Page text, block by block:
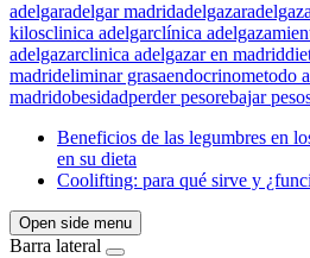
adelgaradelgar madridadelgazar
kilosclinica adelgarclínica
adelgazarclinica adelgazar en madrid
madrideliminar grasaendocrinometodo
madridobesidadperder pesorebajar peso
Beneficios de las legumbres en
en su dieta
Coolifting: para qué sirve y
Open side menu
Barra lateral